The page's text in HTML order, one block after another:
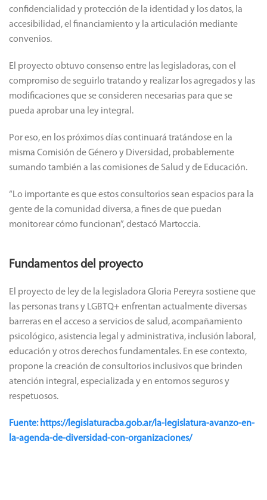
confidencialidad y protección de la identidad y los datos, la
accesibilidad, el financiamiento y la articulación mediante
convenios.
El proyecto obtuvo consenso entre las legisladoras, con el
compromiso de seguirlo tratando y realizar los agregados y las
modificaciones que se consideren necesarias para que se
pueda aprobar una ley integral.
Por eso, en los próximos días continuará tratándose en la
misma Comisión de Género y Diversidad, probablemente
sumando también a las comisiones de Salud y de Educación.
“Lo importante es que estos consultorios sean espacios para la
gente de la comunidad diversa, a fines de que puedan
monitorear cómo funcionan”, destacó Martoccia.
Fundamentos del proyecto
El proyecto de ley de la legisladora Gloria Pereyra sostiene que
las personas trans y LGBTQ+ enfrentan actualmente diversas
barreras en el acceso a servicios de salud, acompañamiento
psicológico, asistencia legal y administrativa, inclusión laboral,
educación y otros derechos fundamentales. En ese contexto,
propone la creación de consultorios inclusivos que brinden
atención integral, especializada y en entornos seguros y
respetuosos.
Fuente: https://legislaturacba.gob.ar/la-legislatura-avanzo-en-
la-agenda-de-diversidad-con-organizaciones/